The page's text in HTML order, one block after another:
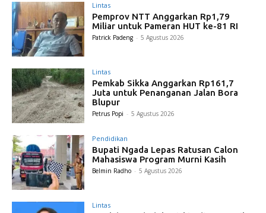
Lintas
Pemprov NTT Anggarkan Rp1,79
Miliar untuk Pameran HUT ke-81 RI
Patrick Padeng - 5 Agustus 2026
Lintas
Pemkab Sikka Anggarkan Rp161,7
Juta untuk Penanganan Jalan Bora
Blupur
Petrus Popi - 5 Agustus 2026
Pendidikan
Bupati Ngada Lepas Ratusan Calon
Mahasiswa Program Murni Kasih
Belmin Radho - 5 Agustus 2026
Lintas